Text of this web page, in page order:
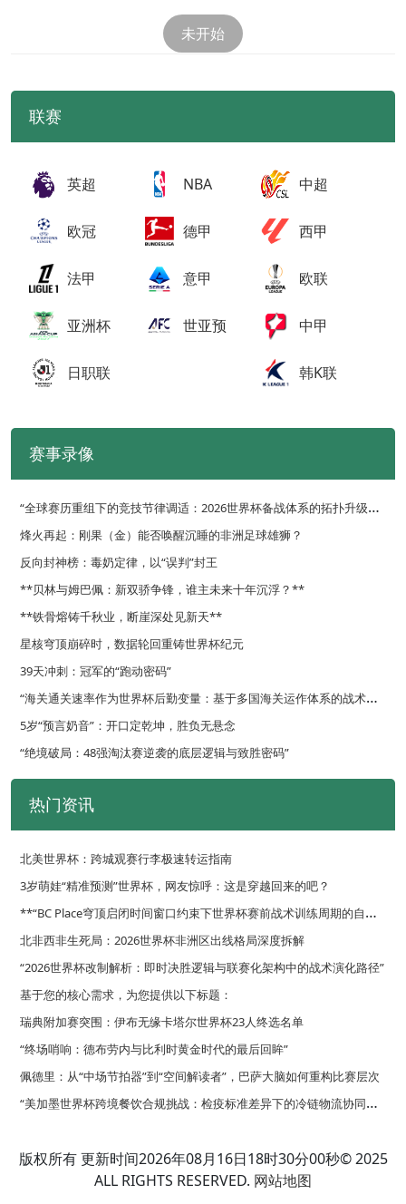
未开始
联赛
英超 NBA 中超
欧冠 德甲 西甲
法甲 意甲 欧联
亚洲杯 世亚预 中甲
日职联 韩K联
赛事录像
“
全球赛历重组下的竞技节律调适：2026世界杯备战体系的拓扑升级路径”
烽火再起：刚果（金）能否唤醒沉睡的非洲足球雄狮？
反向封神榜：毒奶定律，以“误判”封王
**贝林与姆巴佩：新双骄争锋，谁主未来十年沉浮？**
**铁骨熔铸千秋业，断崖深处见新天**
星核穹顶崩碎时，数据轮回重铸世界杯纪元
39天冲刺：冠军的“跑动密码”
“
海关通关速率作为世界杯后勤变量：基于多国海关运作体系的战术评估框架”
5岁“预言奶音”：开口定乾坤，胜负无悬念
“绝境破局：48强淘汰赛逆袭的底层逻辑与致胜密码”
热门资讯
北美世界杯：跨城观赛行李极速转运指南
3岁萌娃“精准预测”世界杯，网友惊呼：这是穿越回来的吧？
*
*“BC Place穹顶启闭时间窗口约束下世界杯赛前战术训练周期的自适应优化调度策略”**
北非西非生死局：2026世界杯非洲区出线格局深度拆解
“2026世界杯改制解析：即时决胜逻辑与联赛化架构中的战术演化路径”
基于您的核心需求，为您提供以下标题：
**面向2026世界杯的复合功能集成型更衣室路径规划策略**
瑞典附加赛突围：伊布无缘卡塔尔世界杯23人终选名单
“终场哨响：德布劳内与比利时黄金时代的最后回眸”
佩德里：从“中场节拍器”到“空间解读者”，巴萨大脑如何重构比赛层次
“
美加墨世界杯跨境餐饮合规挑战：检疫标准差异下的冷链物流协同策略”
版权所有 更新时间2026年08月16日18时30分00秒© 2025
ALL RIGHTS RESERVED. 网站地图